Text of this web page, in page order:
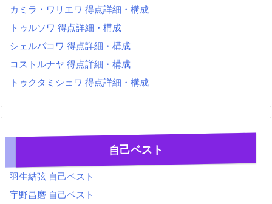
カミラ・ワリエワ 得点詳細・構成
トゥルソワ 得点詳細・構成
シェルバコワ 得点詳細・構成
コストルナヤ 得点詳細・構成
トゥクタミシェワ 得点詳細・構成
自己ベスト
羽生結弦 自己ベスト
宇野昌磨 自己ベスト